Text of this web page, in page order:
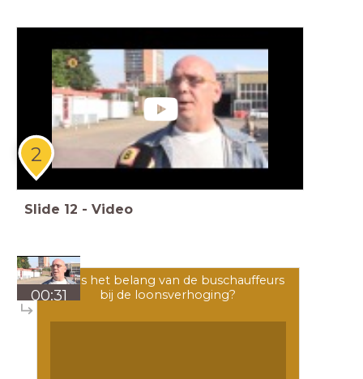
2
Slide 12 - Video
00:31
Wat is het belang van de buschauffeurs
bij de loonsverhoging?